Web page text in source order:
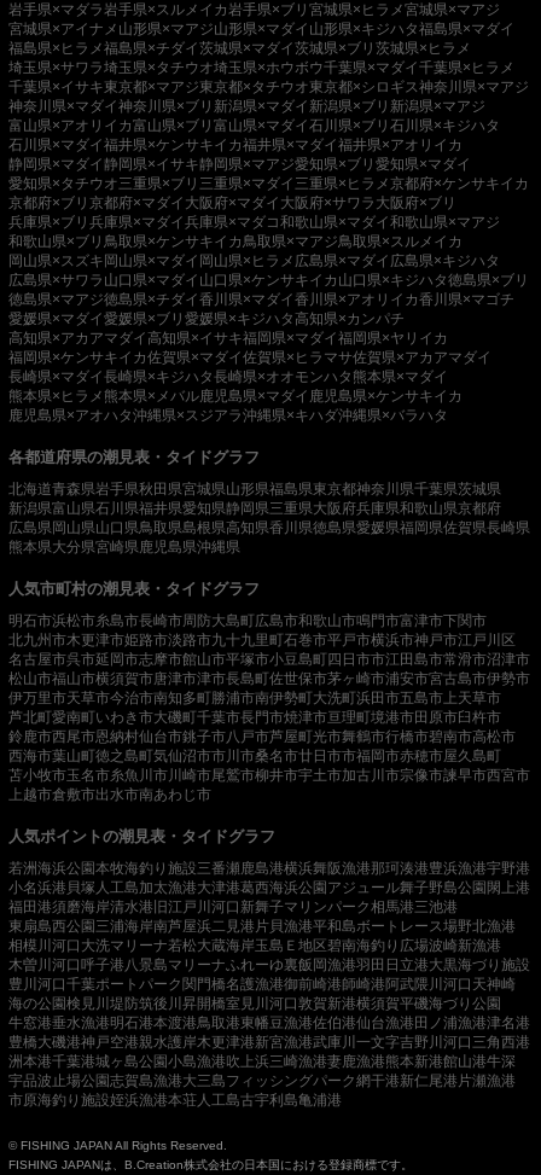
岩手県×マダラ岩手県×スルメイカ岩手県×ブリ 宮城県×ヒラメ宮城県×マアジ
宮城県×アイナメ 山形県×マアジ山形県×マダイ 山形県×キジハタ福島県×マダイ
福島県×ヒラメ福島県×チダイ茨城県×マダイ茨城県×ブリ 茨城県×ヒラメ
埼玉県×サワラ埼玉県×タチウオ埼玉県×ホウボウ千葉県×マダイ千葉県×ヒラメ
千葉県×イサキ東京都×マアジ東京都×タチウオ東京都×シロギス神奈川県×マアジ
神奈川県×マダイ神奈川県×ブリ 新潟県×マダイ 新潟県×ブリ 新潟県×マアジ
富山県×アオリイカ富山県×ブリ 富山県×マダイ石川県×ブリ 石川県×キジハタ
石川県×マダイ福井県×ケンサキイカ福井県×マダイ福井県×アオリイカ
静岡県×マダイ 静岡県×イサキ静岡県×マアジ愛知県×ブリ 愛知県×マダイ
愛知県×タチウオ三重県×ブリ 三重県×マダイ 三重県×ヒラメ京都府×ケンサキイカ
京都府×ブリ 京都府×マダイ 大阪府×マダイ 大阪府×サワラ 大阪府×ブリ
兵庫県×ブリ 兵庫県×マダイ兵庫県×マダコ和歌山県×マダイ和歌山県×マアジ
和歌山県×ブリ 鳥取県×ケンサキイカ鳥取県×マアジ鳥取県×スルメイカ
岡山県×スズキ 岡山県×マダイ 岡山県×ヒラメ 広島県×マダイ 広島県×キジハタ
広島県×サワラ 山口県×マダイ 山口県×ケンサキイカ 山口県×キジハタ徳島県×ブリ
徳島県×マアジ徳島県×チダイ香川県×マダイ香川県×アオリイカ香川県×マゴチ
愛媛県×マダイ愛媛県×ブリ 愛媛県×キジハタ高知県×カンパチ
高知県×アカアマダイ高知県×イサキ福岡県×マダイ福岡県×ヤリイカ
福岡県×ケンサキイカ佐賀県×マダイ佐賀県×ヒラマサ佐賀県×アカアマダイ
長崎県×マダイ長崎県×キジハタ長崎県×オオモンハタ 熊本県×マダイ
熊本県×ヒラメ 熊本県×メバル鹿児島県×マダイ 鹿児島県×ケンサキイカ
鹿児島県×アオハタ沖縄県×スジアラ沖縄県×キハダ沖縄県×バラハタ
各都道府県の潮見表・タイドグラフ
北海道青森県岩手県秋田県宮城県山形県福島県東京都神奈川県千葉県茨城県
新潟県富山県石川県福井県愛知県静岡県三重県大阪府兵庫県和歌山県京都府
広島県岡山県山口県鳥取県島根県高知県香川県徳島県愛媛県福岡県佐賀県長崎県
熊本県大分県宮崎県鹿児島県沖縄県
人気市町村の潮見表・タイドグラフ
明石市浜松市糸島市長崎市周防大島町広島市和歌山市鳴門市富津市下関市
北九州市木更津市姫路市淡路市九十九里町石巻市平戸市横浜市神戸市江戸川区
名古屋市呉市延岡市志摩市館山市平塚市小豆島町四日市市江田島市常滑市沼津市
松山市福山市横須賀市唐津市津市長島町佐世保市茅ヶ崎市浦安市宮古島市伊勢市
伊万里市天草市今治市南知多町勝浦市南伊勢町大洗町浜田市五島市 上天草市
芦北町愛南町いわき市大磯町千葉市長門市焼津市亘理町境港市田原市臼杵市
鈴鹿市西尾市恩納村仙台市銚子市八戸市芦屋町光市舞鶴市行橋市碧南市高松市
西海市葉山町徳之島町気仙沼市市川市桑名市廿日市市福岡市赤穂市屋久島町
苫小牧市玉名市糸魚川市川崎市尾鷲市柳井市宇土市加古川市宗像市諫早市西宮市
上越市倉敷市出水市南あわじ市
人気ポイントの潮見表・タイドグラフ
若洲海浜公園本牧海釣り施設三番瀬鹿島港横浜舞阪漁港那珂湊港豊浜漁港宇野港
小名浜港 貝塚人工島加太漁港大津港葛西海浜公園 アジュール舞子野島公園 閖上港
福田港須磨海岸清水港 旧江戸川河口 新舞子マリンパーク相馬港三池港
東扇島西公園 三浦海岸南芦屋浜二見港 片貝漁港平和島ボートレース場野北漁港
相模川河口 大洗マリーナ若松大蔵海岸玉島Ｅ地区碧南海釣り広場波崎新漁港
木曽川河口呼子港八景島マリーナふれーゆ裏飯岡漁港羽田 日立港大黒海づり施設
豊川河口千葉ポートパーク 関門橋名護漁港御前崎港師崎港 阿武隈川河口 天神崎
海の公園検見川堤防筑後川昇開橋室見川河口敦賀新港横須賀平磯海づり公園
牛窓港垂水漁港明石港本渡港鳥取港東幡豆漁港佐伯港仙台漁港 田ノ浦漁港津名港
豊橋大磯港神戸空港親水護岸木更津港新宮漁港武庫川一文字吉野川河口 三角西港
洲本港千葉港城ヶ島公園小島漁港吹上浜三崎漁港妻鹿漁港熊本新港館山港牛深
宇品波止場公園志賀島漁港大三島フィッシングパーク網干港新仁尾港 片瀬漁港
市原海釣り施設姪浜漁港本荘人工島古宇利島亀浦港
© FISHING JAPAN All Rights Reserved.
FISHING JAPANは、B.Creation株式会社の日本国における登録商標です。